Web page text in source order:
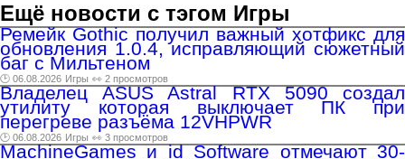
Ещё новости с тэгом Игры
Ремейк Gothic получил важный хотфикс для
обновления 1.0.4, исправляющий сюжетный
баг с Мильтеном
🕑 06.08.2026 Игры 👀 2 просмотров
Владелец ASUS Astral RTX 5090 создал
утилиту которая выключает ПК при
перегреве разъёма 12VHPWR
🕑 06.08.2026 Игры 👀 3 просмотров
MachineGames и id Software отмечают 30-